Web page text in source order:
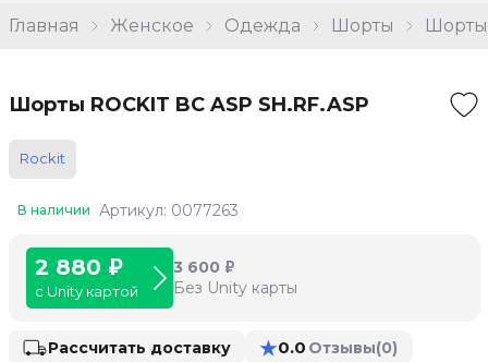
Главная Женское Одежда Шорты Шорты
Шорты ROCKIT BC ASP SH.RF.ASP
Rockit
В наличии Артикул: 0077263
2 880 ₽
с Unity картой
3 600 ₽
Без Unity карты
Рассчитать доставку ★0.0 Отзывы(0)